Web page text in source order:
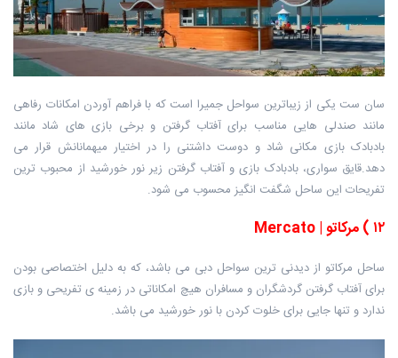
سان ست یکی از زیباترین سواحل جمیرا است که با فراهم آوردن امکانات رفاهی
مانند صندلی هایی مناسب برای آفتاب گرفتن و برخی بازی های شاد مانند
بادبادک بازی مکانی شاد و دوست داشتنی را در اختیار میهمانانش قرار می
دهد.قایق سواری، بادبادک بازی و آفتاب گرفتن زیر نور خورشید از محبوب ترین
تفریحات این ساحل شگفت انگیز محسوب می شود.
۱۲ )مرکاتو| Mercato
ساحل مرکاتو از دیدنی ترین سواحل دبی می باشد، که به دلیل اختصاصی بودن
برای آفتاب گرفتن گردشگران و مسافران هیچ امکاناتی در زمینه ی تفریحی و بازی
ندارد و تنها جایی برای خلوت کردن با نور خورشید می باشد.